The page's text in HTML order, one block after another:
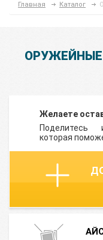
Главная Каталог
Желаете
Поделитесь
которая